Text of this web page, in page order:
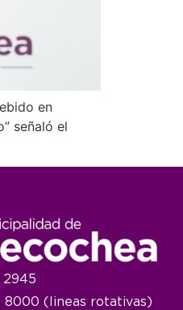
en
señaló el
2945
8000 (lineas rotativas)